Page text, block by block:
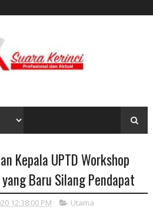
Kepala UPTD Workshop
Baru Silang Pendapat
12:38:00 PM Utama